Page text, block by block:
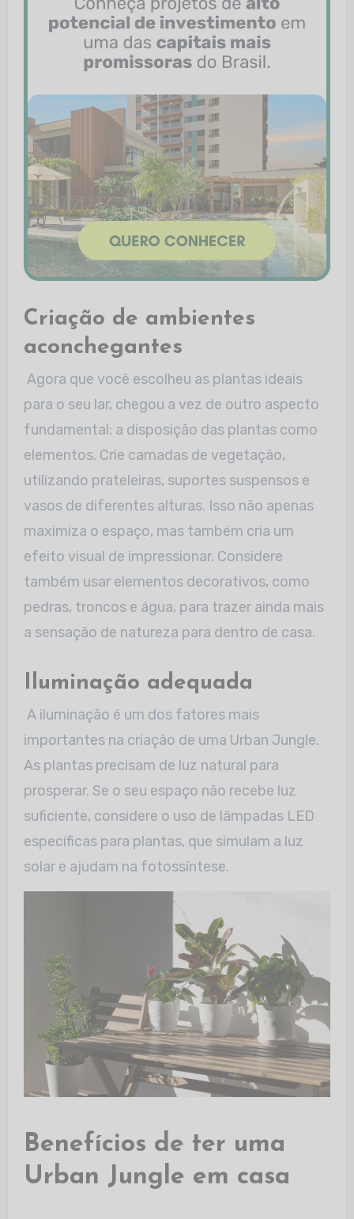
Criação de ambientes
aconchegantes
Agora que você escolheu as plantas ideais
para o seu lar, chegou a vez de outro aspecto
fundamental: a disposição das plantas como
elementos. Crie camadas de vegetação,
utilizando prateleiras, suportes suspensos e
vasos de diferentes alturas. Isso não apenas
maximiza o espaço, mas também cria um
efeito visual de impressionar. Considere
também usar elementos decorativos, como
pedras, troncos e água, para trazer ainda mais
a sensação de natureza para dentro de casa.
Iluminação adequada
A iluminação é um dos fatores mais
importantes na criação de uma Urban Jungle.
As plantas precisam de luz natural para
prosperar. Se o seu espaço não recebe luz
suficiente, considere o uso de lâmpadas LED
específicas para plantas, que simulam a luz
solar e ajudam na fotossíntese.
Benefícios de ter uma
Urban Jungle em casa